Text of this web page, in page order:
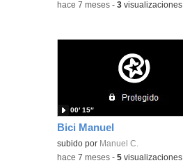
-hace 7 meses -3 visualizaciones
Bici Manuel
subido por Manuel C.
00′ 15″
-hace 7 meses -5 visualizaciones